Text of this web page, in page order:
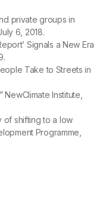
private groups in
July 6, 2018.
Signals a New Era
Take to Streets in
Institute,
of shifting to a low
Programme,